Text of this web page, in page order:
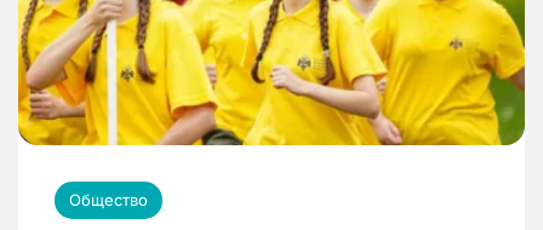
Общество